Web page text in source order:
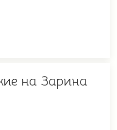
на Зарина